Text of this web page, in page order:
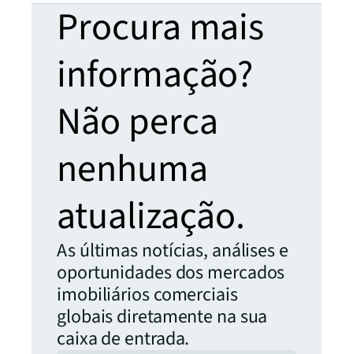
Procura mais
informação?
Não perca
nenhuma
atualização.
As últimas notícias, análises e
oportunidades dos mercados
imobiliários comerciais
globais diretamente na sua
caixa de entrada.